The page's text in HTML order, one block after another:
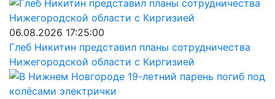
06.08.2026 17:25:00
Глеб Никитин представил планы сотрудничества
Нижегородской области с Киргизией